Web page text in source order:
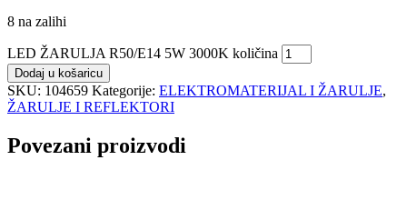
8 na zalihi
LED ŽARULJA R50/E14 5W 3000K količina
Dodaj u košaricu
SKU: 104659 Kategorije: ELEKTROMATERIJAL I ŽARULJE,
ŽARULJE I REFLEKTORI
Povezani proizvodi